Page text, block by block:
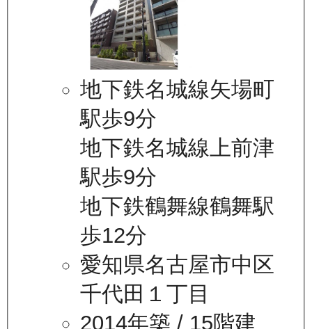
地下鉄名城線矢場町
駅歩9分
地下鉄名城線上前津
駅歩9分
地下鉄鶴舞線鶴舞駅
歩12分
愛知県名古屋市中区
千代田１丁目
2014年築 / 15階建